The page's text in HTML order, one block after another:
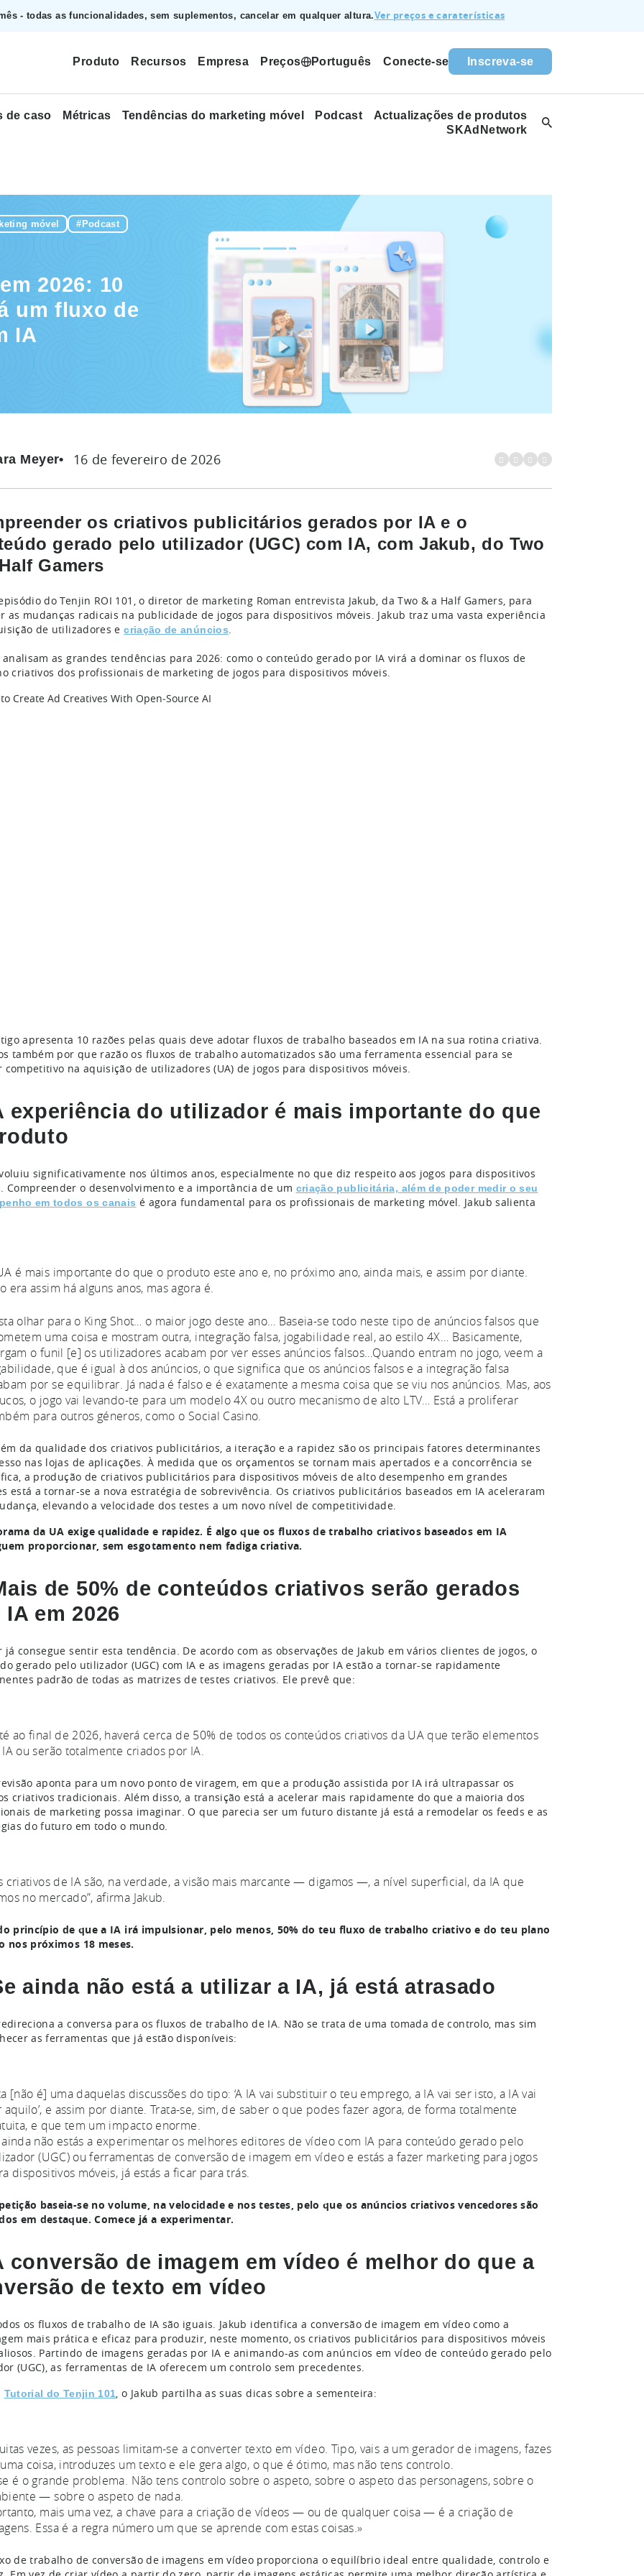
- todas as funcionalidades, sem suplementos, cancelar em qualquer altura.Ver preços e caraterísticas
Produto Recursos Empresa Preços Português Conecte-se Inscreva-se
de caso Métricas Tendências do marketing móvel Podcast
Actualizações de produtos
SKAdNetwork
móvel #Podcast
2026: 10
um fluxo de
IA
Meyer 16 de fevereiro de 2026
os criativos publicitários gerados por IA e o
gerado pelo utilizador (UGC) com IA, com Jakub, do Two
Gamers
do Tenjin ROI 101, o diretor de marketing Roman entrevista Jakub, da Two & a Half Gamers, para
as mudanças radicais na publicidade de jogos para dispositivos móveis. Jakub traz uma vasta experiência
de utilizadores ecriação de anúncios.
analisam as grandes tendências para 2026: como o conteúdo gerado por IA virá a dominar os fluxos de
criativos dos profissionais de marketing de jogos para dispositivos móveis.
apresenta 10 razões pelas quais deve adotar fluxos de trabalho baseados em IA na sua rotina criativa.
também por que razão os fluxos de trabalho automatizados são uma ferramenta essencial para se
competitivo na aquisição de utilizadores (UA) de jogos para dispositivos móveis.
experiência do utilizador é mais importante do que
significativamente nos últimos anos, especialmente no que diz respeito aos jogos para dispositivos
Compreender o desenvolvimento e a importância de um criação publicitária, além de poder medir o seu
em todos os canais é agora fundamental para os profissionais de marketing móvel. Jakub salienta
é mais importante do que o produto este ano e, no próximo ano, ainda mais, e assim por diante.
era assim há alguns anos, mas agora é.
olhar para o King Shot… o maior jogo deste ano… Baseia-se todo neste tipo de anúncios falsos que
uma coisa e mostram outra, integração falsa, jogabilidade real, ao estilo 4X… Basicamente,
o funil [e] os utilizadores acabam por ver esses anúncios falsos…Quando entram no jogo, veem a
que é igual à dos anúncios, o que significa que os anúncios falsos e a integração falsa
por se equilibrar. Já nada é falso e é exatamente a mesma coisa que se viu nos anúncios. Mas, aos
o jogo vai levando-te para um modelo 4X ou outro mecanismo de alto LTV… Está a proliferar
para outros géneros, como o Social Casino.
da qualidade dos criativos publicitários, a iteração e a rapidez são os principais fatores determinantes
nas lojas de aplicações. À medida que os orçamentos se tornam mais apertados e a concorrência se
a produção de criativos publicitários para dispositivos móveis de alto desempenho em grandes
está a tornar-se a nova estratégia de sobrevivência. Os criativos publicitários baseados em IA aceleraram
elevando a velocidade dos testes a um novo nível de competitividade.
da UA exige qualidade e rapidez. É algo que os fluxos de trabalho criativos baseados em IA
proporcionar, sem esgotamento nem fadiga criativa.
de 50% de conteúdos criativos serão gerados
IA em 2026
já consegue sentir esta tendência. De acordo com as observações de Jakub em vários clientes de jogos, o
gerado pelo utilizador (UGC) com IA e as imagens geradas por IA estão a tornar-se rapidamente
padrão de todas as matrizes de testes criativos. Ele prevê que:
ao final de 2026, haverá cerca de 50% de todos os conteúdos criativos da UA que terão elementos
ou serão totalmente criados por IA.
aponta para um novo ponto de viragem, em que a produção assistida por IA irá ultrapassar os
criativos tradicionais. Além disso, a transição está a acelerar mais rapidamente do que a maioria dos
de marketing possa imaginar. O que parecia ser um futuro distante já está a remodelar os feeds e as
do futuro em todo o mundo.
criativos de IA são, na verdade, a visão mais marcante — digamos —, a nível superficial, da IA que
no mercado”, afirma Jakub.
princípio de que a IA irá impulsionar, pelo menos, 50% do teu fluxo de trabalho criativo e do teu plano
nos próximos 18 meses.
ainda não está a utilizar a IA, já está atrasado
a conversa para os fluxos de trabalho de IA. Não se trata de uma tomada de controlo, mas sim
as ferramentas que já estão disponíveis:
[não é] uma daquelas discussões do tipo: ‘A IA vai substituir o teu emprego, a IA vai ser isto, a IA vai
aquilo’, e assim por diante. Trata-se, sim, de saber o que podes fazer agora, de forma totalmente
e que tem um impacto enorme.
ainda não estás a experimentar os melhores editores de vídeo com IA para conteúdo gerado pelo
(UGC) ou ferramentas de conversão de imagem em vídeo e estás a fazer marketing para jogos
dispositivos móveis, já estás a ficar para trás.
baseia-se no volume, na velocidade e nos testes, pelo que os anúncios criativos vencedores são
em destaque. Comece já a experimentar.
conversão de imagem em vídeo é melhor do que a
de texto em vídeo
os fluxos de trabalho de IA são iguais. Jakub identifica a conversão de imagem em vídeo como a
mais prática e eficaz para produzir, neste momento, os criativos publicitários para dispositivos móveis
Partindo de imagens geradas por IA e animando-as com anúncios em vídeo de conteúdo gerado pelo
(UGC), as ferramentas de IA oferecem um controlo sem precedentes.
Tutorial do Tenjin 101 , o Jakub partilha as suas dicas sobre a sementeira:
vezes, as pessoas limitam-se a converter texto em vídeo. Tipo, vais a um gerador de imagens, fazes
coisa, introduzes um texto e ele gera algo, o que é ótimo, mas não tens controlo.
é o grande problema. Não tens controlo sobre o aspeto, sobre o aspeto das personagens, sobre o
— sobre o aspeto de nada.
mais uma vez, a chave para a criação de vídeos — ou de qualquer coisa — é a criação de
Essa é a regra número um que se aprende com estas coisas.»
de trabalho de conversão de imagens em vídeo proporciona o equilíbrio ideal entre qualidade, controlo e